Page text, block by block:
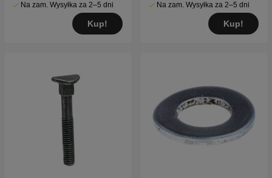
Na zam. Wysyłka za 2–5 dni
Kup!
Na zam. Wysyłka za 2–5 dni
Kup!